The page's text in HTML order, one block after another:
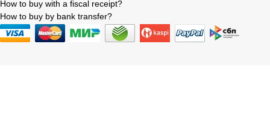
How to buy with a fiscal receipt?
How to buy by bank transfer?